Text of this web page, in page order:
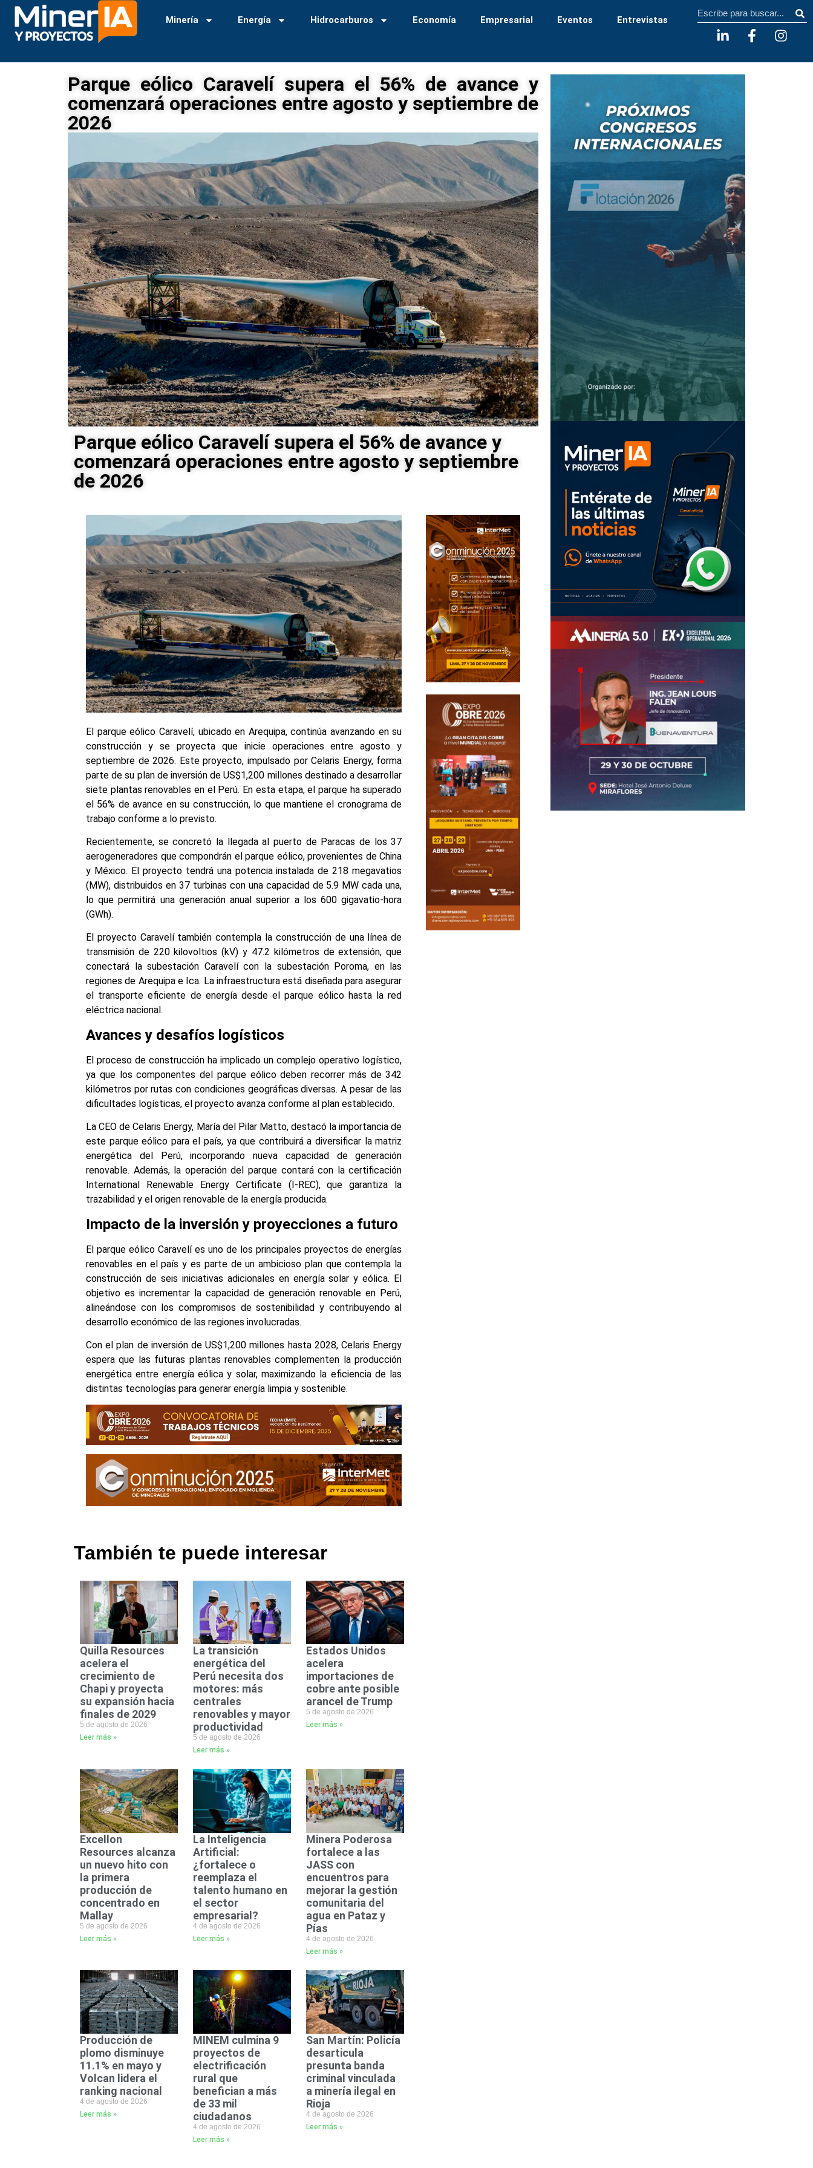
Minería Energía Hidrocarburos Economía Empresarial Eventos Entrevistas
Parque eólico Caravelí supera el 56% de avance y
comenzará operaciones entre agosto y septiembre de
2026
Parque eólico Caravelí supera el 56% de avance y
comenzará operaciones entre agosto y septiembre
de 2026
El parque eólico Caravelí, ubicado en Arequipa, continúa avanzando en su
construcción y se proyecta que inicie operaciones entre agosto y
septiembre de 2026. Este proyecto, impulsado por Celaris Energy, forma
parte de su plan de inversión de US$1,200 millones destinado a desarrollar
siete plantas renovables en el Perú. En esta etapa, el parque ha superado
el 56% de avance en su construcción, lo que mantiene el cronograma de
trabajo conforme a lo previsto.
Recientemente, se concretó la llegada al puerto de Paracas de los 37
aerogeneradores que compondrán el parque eólico, provenientes de China
y México. El proyecto tendrá una potencia instalada de 218 megavatios
(MW), distribuidos en 37 turbinas con una capacidad de 5.9 MW cada una,
lo que permitirá una generación anual superior a los 600 gigavatio-hora
(GWh).
El proyecto Caravelí también contempla la construcción de una línea de
transmisión de 220 kilovoltios (kV) y 47.2 kilómetros de extensión, que
conectará la subestación Caravelí con la subestación Poroma, en las
regiones de Arequipa e Ica. La infraestructura está diseñada para asegurar
el transporte eficiente de energía desde el parque eólico hasta la red
eléctrica nacional.
Avances y desafíos logísticos
El proceso de construcción ha implicado un complejo operativo logístico,
ya que los componentes del parque eólico deben recorrer más de 342
kilómetros por rutas con condiciones geográficas diversas. A pesar de las
dificultades logísticas, el proyecto avanza conforme al plan establecido.
La CEO de Celaris Energy, María del Pilar Matto, destacó la importancia de
este parque eólico para el país, ya que contribuirá a diversificar la matriz
energética del Perú, incorporando nueva capacidad de generación
renovable. Además, la operación del parque contará con la certificación
International Renewable Energy Certificate (I-REC), que garantiza la
trazabilidad y el origen renovable de la energía producida.
Impacto de la inversión y proyecciones a futuro
El parque eólico Caravelí es uno de los principales proyectos de energías
renovables en el país y es parte de un ambicioso plan que contempla la
construcción de seis iniciativas adicionales en energía solar y eólica. El
objetivo es incrementar la capacidad de generación renovable en Perú,
alineándose con los compromisos de sostenibilidad y contribuyendo al
desarrollo económico de las regiones involucradas.
Con el plan de inversión de US$1,200 millones hasta 2028, Celaris Energy
espera que las futuras plantas renovables complementen la producción
energética entre energía eólica y solar, maximizando la eficiencia de las
distintas tecnologías para generar energía limpia y sostenible.
También te puede interesar
Quilla Resources
acelera el
crecimiento de
Chapi y proyecta
su expansión hacia
finales de 2029
5 de agosto de 2026
Leer más »
La transición
energética del
Perú necesita dos
motores: más
centrales
renovables y mayor
productividad
5 de agosto de 2026
Leer más »
Estados Unidos
acelera
importaciones de
cobre ante posible
arancel de Trump
5 de agosto de 2026
Leer más »
Excellon
Resources alcanza
un nuevo hito con
la primera
producción de
concentrado en
Mallay
5 de agosto de 2026
Leer más »
La Inteligencia
Artificial:
¿fortalece o
reemplaza el
talento humano en
el sector
empresarial?
4 de agosto de 2026
Leer más »
Minera Poderosa
fortalece a las
JASS con
encuentros para
mejorar la gestión
comunitaria del
agua en Pataz y
Pías
4 de agosto de 2026
Leer más »
Producción de
plomo disminuye
11.1% en mayo y
Volcan lidera el
ranking nacional
4 de agosto de 2026
Leer más »
MINEM culmina 9
proyectos de
electrificación
rural que
benefician a más
de 33 mil
ciudadanos
4 de agosto de 2026
Leer más »
San Martín: Policía
desarticula
presunta banda
criminal vinculada
a minería ilegal en
Rioja
4 de agosto de 2026
Leer más »